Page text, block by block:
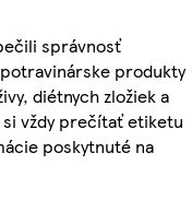
správnosť
produkty
diétnych zložiek a
si vždy prečítať etiketu
poskytnuté na